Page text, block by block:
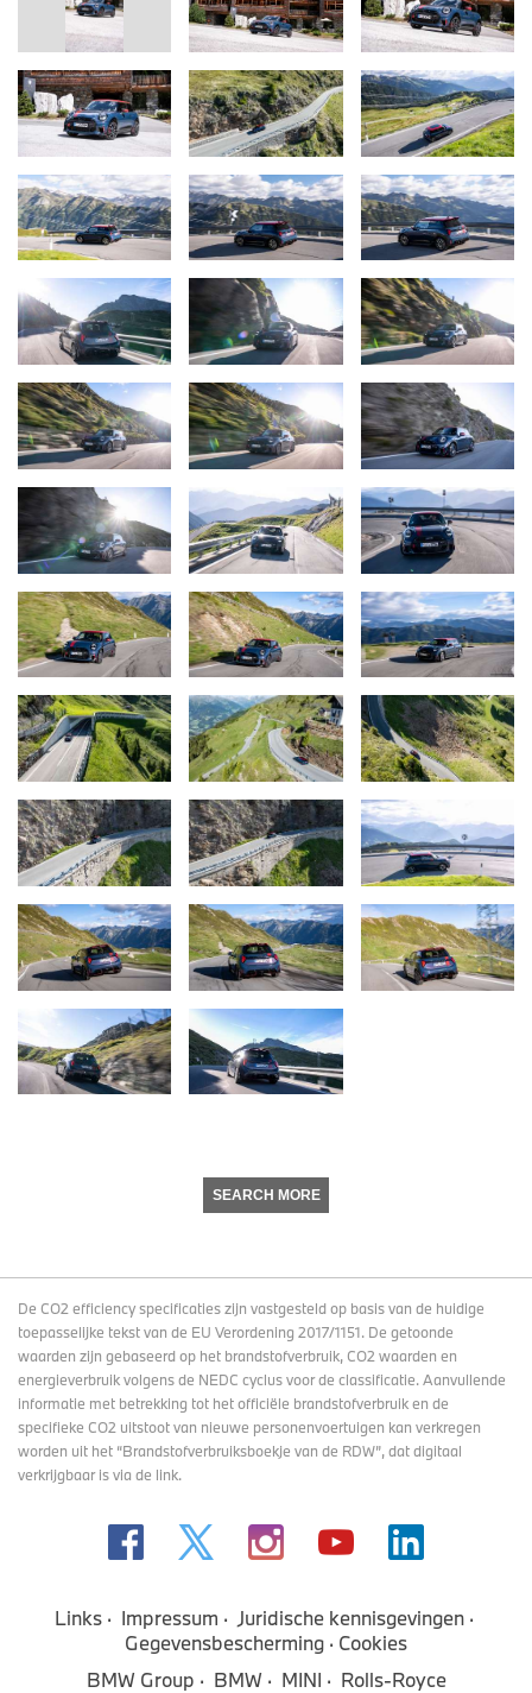
SEARCH MORE
De CO2 efficiency specificaties zijn vastgesteld op basis van de huidige
toepasselijke tekst van de EU Verordening 2017/1151. De getoonde
waarden zijn gebaseerd op het brandstofverbruik, CO2 waarden en
energieverbruik volgens de NEDC cyclus voor de classificatie. Aanvullende
informatie met betrekking tot het officiële brandstofverbruik en de
specifieke CO2 uitstoot van nieuwe personenvoertuigen kan verkregen
worden uit het “Brandstofverbruiksboekje van de RDW”, dat digitaal
verkrijgbaaris via de link.
Links Impressum
Juridische kennisgevingen
Gegevensbescherming
Cookies
BMW Group
BMW MINI Rolls-Royce